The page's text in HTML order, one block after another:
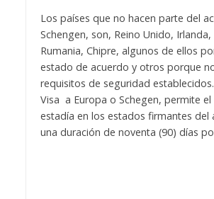
Los países que no hacen parte del
Schengen, son, Reino Unido,
Rumania, Chipre, algunos de ellos
estado de acuerdo y otros porque
requisitos de seguridad
Visa a Europa o Schegen, permite el
estadía en los estados firmantes del
una duración de noventa (90) días